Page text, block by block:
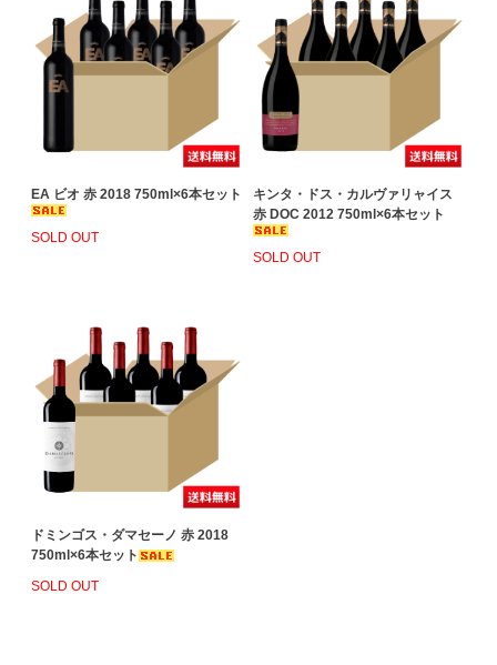
EA ビオ 赤 2018 750ml×6本セット
SOLD OUT
キンタ・ドス・カルヴァリャイス
赤 DOC 2012 750ml×6本セット
SOLD OUT
ドミンゴス・ダマセーノ 赤 2018
750ml×6本セット
SOLD OUT